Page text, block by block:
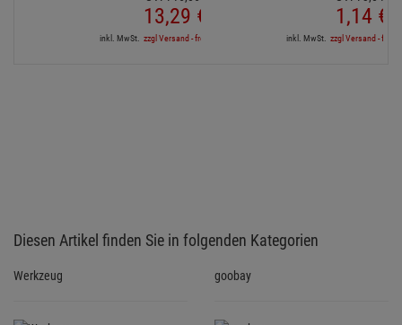
13,29 €
inkl. MwSt. zzgl Versand - frei ab 90,-€ in DE
1,14 €
inkl. MwSt. zzgl Versand - frei
Diesen Artikel finden Sie in folgenden Kategorien
Werkzeug goobay